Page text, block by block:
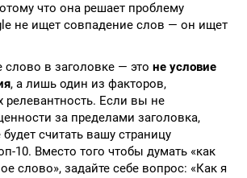
что она решает проблему
не ищет совпадение слов — он ищет
в заголовке — это не условие
, а лишь один из факторов,
Если вы не
за пределами заголовка,
считать вашу страницу
10. Вместо того чтобы думать «как
слово», задайте себе вопрос: «Как я